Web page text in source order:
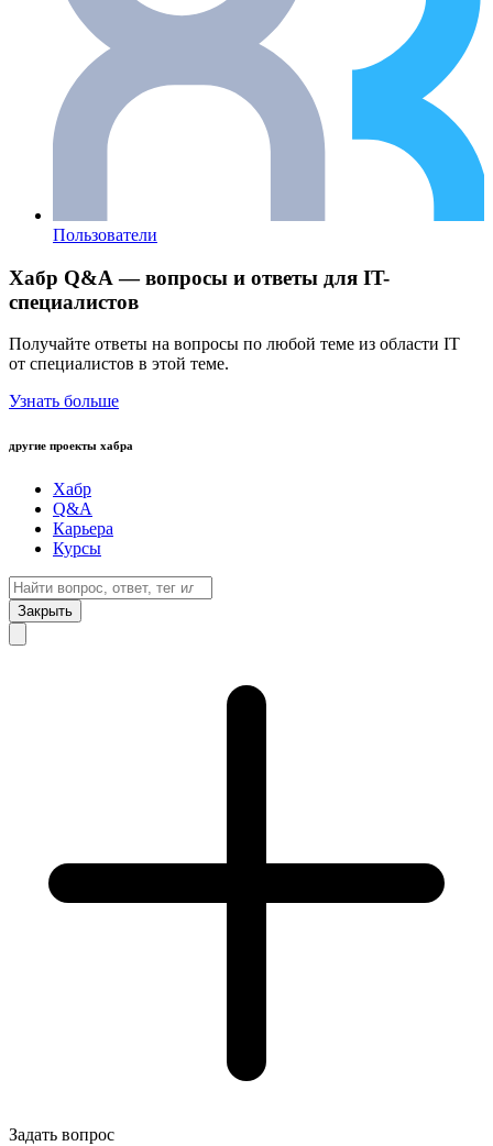
Пользователи
Хабр Q&A — вопросы и ответы для IT-
специалистов
Получайте ответы на вопросы по любой теме из области IT
от специалистов в этой теме.
Узнать больше
другие проекты хабра
Хабр
Q&A
Карьера
Курсы
Закрыть
Задать вопрос